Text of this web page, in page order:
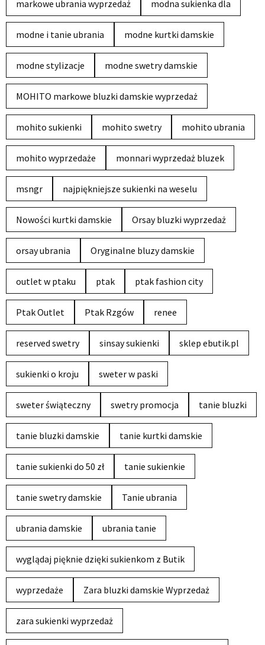
markowe ubrania wyprzedaż modna sukienka dla
modne i tanie ubrania modne kurtki damskie
modne stylizacje modne swetry damskie
MOHITO markowe bluzki damskie wyprzedaż
mohito sukienki mohito swetry mohito ubrania
mohito wyprzedaże monnari wyprzedaż bluzek
msngr najpiękniejsze sukienki na weselu
Nowości kurtki damskie Orsay bluzki wyprzedaż
orsay ubrania Oryginalne bluzy damskie
outlet w ptaku ptak ptak fashion city
Ptak Outlet Ptak Rzgów renee
reserved swetry sinsay sukienki sklep ebutik.pl
sukienki o kroju sweter w paski
sweter świąteczny swetry promocja tanie bluzki
tanie bluzki damskie tanie kurtki damskie
tanie sukienki do 50 zł tanie sukienkie
tanie swetry damskie Tanie ubrania
ubrania damskie ubrania tanie
wyglądaj pięknie dzięki sukienkom z Butik
wyprzedaże Zara bluzki damskie Wyprzedaż
zara sukienki wyprzedaż